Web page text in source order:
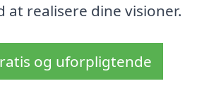
at realisere dine visioner.
og uforpligtende